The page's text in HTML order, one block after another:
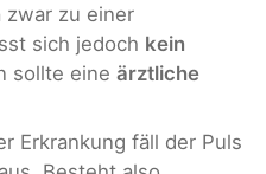
zwar zu einer
sich jedoch kein
sollte eine ärztliche
Erkrankung fäll der Puls